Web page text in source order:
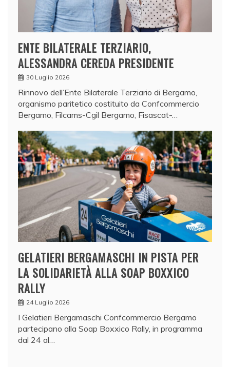
ENTE BILATERALE TERZIARIO,
ALESSANDRA CEREDA PRESIDENTE
30 Luglio 2026
Rinnovo dell’Ente Bilaterale Terziario di Bergamo,
organismo paritetico costituito da Confcommercio
Bergamo, Filcams-Cgil Bergamo, Fisascat-…
GELATIERI BERGAMASCHI IN PISTA PER
LA SOLIDARIETÀ ALLA SOAP BOXXICO
RALLY
24 Luglio 2026
I Gelatieri Bergamaschi Confcommercio Bergamo
partecipano alla Soap Boxxico Rally, in programma
dal 24 al…